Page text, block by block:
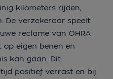
kilometers rijden,
De verzekeraar speelt
reclame van OHRA
op eigen benen en
kan gaan. Dit
positief verrast en bij